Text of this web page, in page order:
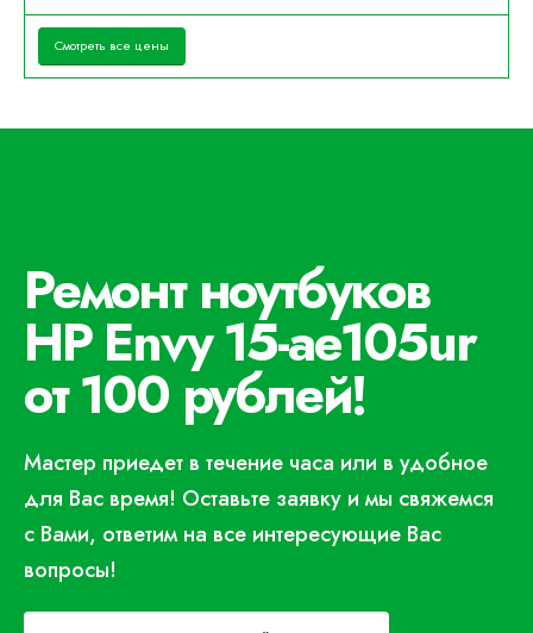
Смотреть все цены
Ремонт ноутбуков
HP Envy 15-ae105ur
от 100 рублей!
Мастер приедет в течение часа или в удобное
для Вас время! Оставьте заявку и мы свяжемся
с Вами, ответим на все интересующие Вас
вопросы!